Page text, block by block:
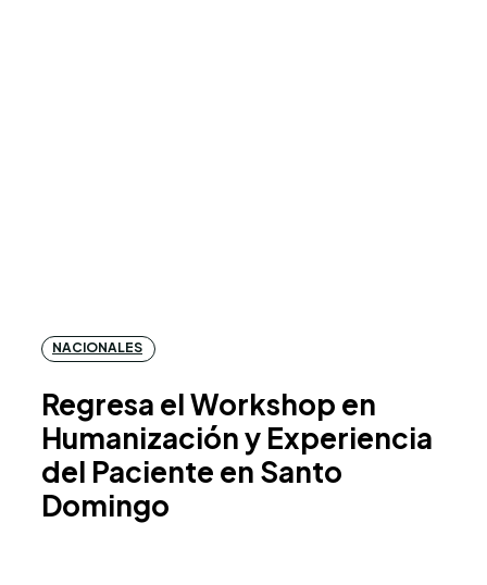
NACIONALES
Regresa el Workshop en
Humanización y Experiencia
del Paciente en Santo
Domingo